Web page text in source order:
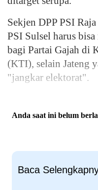
Sekjen DPP PSI
PSI Sulsel harus
bagi Partai Gajah di
(KTI), selain Jateng
"jangkar elektorat".
Anda saat ini belum
Baca